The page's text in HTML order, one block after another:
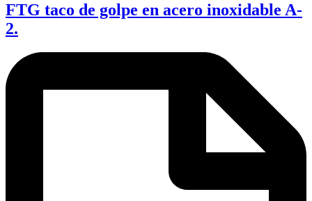
FTG taco de golpe en acero inoxidable A-
2.